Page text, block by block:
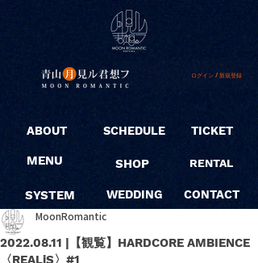
ログイン / 新規登録
ABOUT
MENU
SYSTEM
SCHEDULE
SHOP
WEDDING
TICKET
RENTAL
CONTACT
2022.08.11 |【観覧】HARDCORE AMBIENCE
〈REALiS〉#1
MoonRomantic